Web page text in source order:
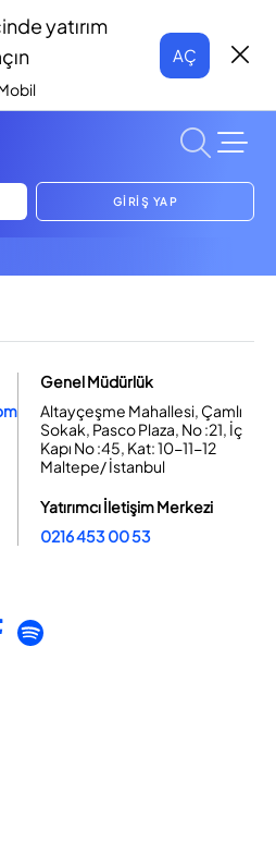
yatırım
AÇ
GİRİŞ YAP
Genel Müdürlük
Altayçeşme Mahallesi, Çamlı
Sokak, Pasco Plaza, No :21, İç
Kapı No :45, Kat: 10-11-12
Maltepe/ İstanbul
Yatırımcı İletişim Merkezi
0216 453 00 53